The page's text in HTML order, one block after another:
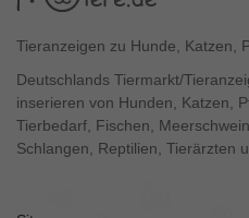
Tieranzeigen zu Hunde, Katzen,
Deutschlands Tiermarkt/
inserieren von Hunden, Katzen,
Tierbedarf, Fischen,
Schlangen, Reptilien, Tierärzten